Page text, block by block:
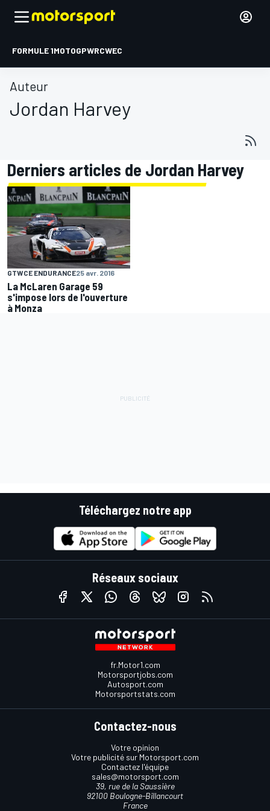
FORMULE 1MOTOGPWRCWEC
Auteur
Jordan Harvey
Derniers articles de Jordan Harvey
GTWCE ENDURANCE25 avr. 2016
La McLaren Garage 59
s'impose lors de l'ouverture
à Monza
Téléchargez notre app
Réseaux sociaux
fr.Motor1.com
Motorsportjobs.com
Autosport.com
Motorsportstats.com
Contactez-nous
Votre opinion
Votre publicité sur Motorsport.com
Contactez l'équipe
sales@motorsport.com
39, rue de la Saussière
92100 Boulogne-Billancourt
France